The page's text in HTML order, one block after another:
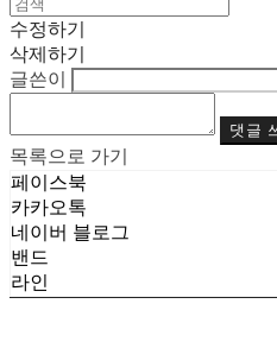
수정하기
삭제하기
글쓴이
댓글
목록으로 가기
페이스북
카카오톡
네이버 블로그
밴드
라인